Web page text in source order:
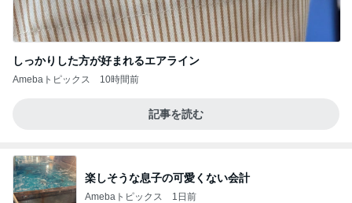
しっかりした方が好まれるエアライン
Amebaトピックス 10時間前
記事を読む
楽しそうな息子の可愛くない会計
Amebaトピックス 1日前